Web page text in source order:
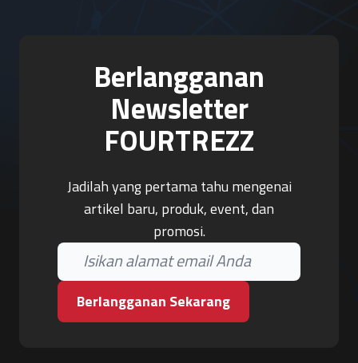
Berlangganan
Newsletter
FOURTREZZ
Jadilah yang pertama tahu mengenai
artikel baru, produk, event, dan
promosi.
Berlangganan Sekarang